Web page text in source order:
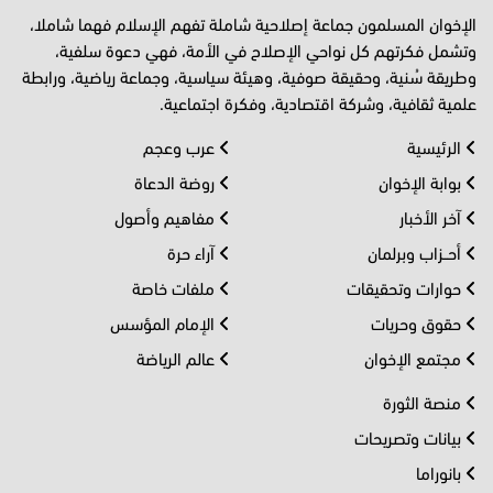
الإخوان المسلمون جماعة إصلاحية شاملة تفهم الإسلام فهما شاملا،
وتشمل فكرتهم كل نواحي الإصلاح في الأمة، فهي دعوة سلفية،
وطريقة سُنية، وحقيقة صوفية، وهيئة سياسية، وجماعة رياضية، ورابطة
علمية ثقافية، وشركة اقتصادية، وفكرة اجتماعية.
الرئيسية
بوابة الإخوان
آخر الأخبار
أحــزاب وبرلمان
حوارات وتحقيقات
حقوق وحريات
مجتمع الإخوان
عرب وعجم
روضة الدعاة
مفاهيم وأصول
آراء حرة
ملفات خاصة
الإمام المؤسس
عالم الرياضة
منصة الثورة
بيانات وتصريحات
بانوراما